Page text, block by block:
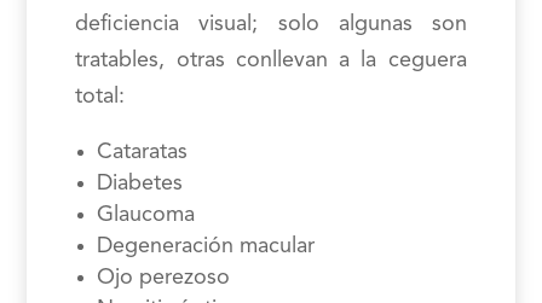
deficiencia visual; solo algunas son
tratables, otras conllevan a la ceguera
total:
Cataratas
Diabetes
Glaucoma
Degeneración macular
Ojo perezoso